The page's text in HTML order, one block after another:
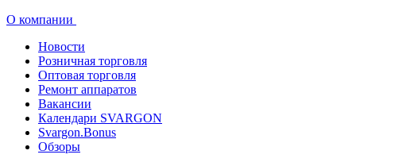
О компании
Новости
Розничная торговля
Оптовая торговля
Ремонт аппаратов
Вакансии
Календари SVARGON
Svargon.Bonus
Обзоры